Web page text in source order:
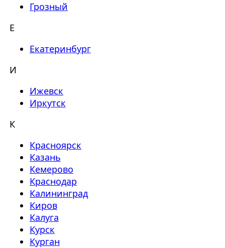
Грозный
Е
Екатеринбург
И
Ижевск
Иркутск
К
Красноярск
Казань
Кемерово
Краснодар
Калининград
Киров
Калуга
Курск
Курган